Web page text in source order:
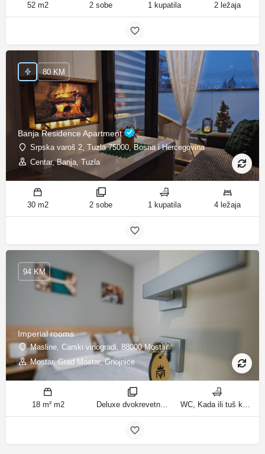
52 m2 2 sobe 1 kupatila 2 ležaja
Banja Residence Apartment
Srpska varoš 2, Tuzla 75000, Bosna i Hercegovina
Centar, Banja, Tuzla
80 KM
30 m2 2 sobe 1 kupatila 4 ležaja
Imperial rooms
Masline, Carski vinogradi, 88000 Mostar
Mostar, Grad Mostar, Gnojnice
94 KM
18 m² m2 Deluxe dvokrevetna soba/dvokrevetna soba sobe WC, Kada ili tuš kupatila